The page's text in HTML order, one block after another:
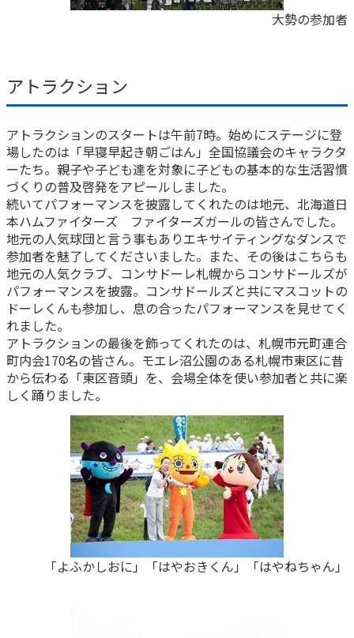
大勢の参加者
アトラクション
アトラクションのスタートは午前7時。始めにステージに登
場したのは「早寝早起き朝ごはん」全国協議会のキャラクタ
ーたち。親子や子ども達を対象に子どもの基本的な生活習慣
づくりの普及啓発をアピールしました。
続いてパフォーマンスを披露してくれたのは地元、北海道日
本ハムファイターズ ファイターズガールの皆さんでした。
地元の人気球団と言う事もありエキサイティングなダンスで
参加者を魅了してくださいました。また、その後はこちらも
地元の人気クラブ、コンサドーレ札幌からコンサドールズが
パフォーマンスを披露。コンサドールズと共にマスコットの
ドーレくんも参加し、息の合ったパフォーマンスを見せてく
れました。
アトラクションの最後を飾ってくれたのは、札幌市元町連合
町内会170名の皆さん。モエレ沼公園のある札幌市東区に昔
から伝わる「東区音頭」を、会場全体を使い参加者と共に楽
しく踊りました。
「よふかしおに」「はやおきくん」「はやねちゃん」